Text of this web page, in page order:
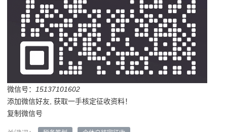
微信号：
15137101602
添加微信好友, 获取一手核定征收资料！
复制微信号